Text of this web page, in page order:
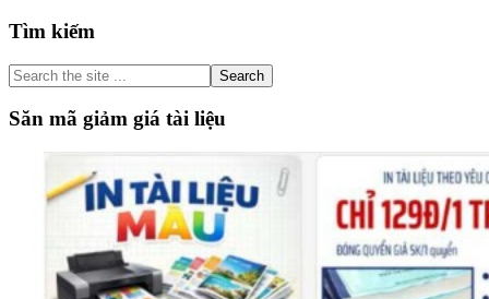
Primary
Sidebar
Tìm kiếm
Search
the
site
...
Săn mã giảm giá tài liệu